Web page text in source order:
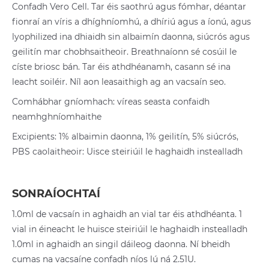
Confadh Vero Cell. Tar éis saothrú agus fómhar, déantar
fionraí an víris a dhíghníomhú, a dhíriú agus a íonú, agus
lyophilized ina dhiaidh sin albaimín daonna, siúcrós agus
geilitín mar chobhsaitheoir. Breathnaíonn sé cosúil le
císte briosc bán. Tar éis athdhéanamh, casann sé ina
leacht soiléir. Níl aon leasaithigh ag an vacsaín seo.
Comhábhar gníomhach: víreas seasta confaidh
neamhghníomhaithe
Excipients: 1% albaimin daonna, 1% geilitín, 5% siúcrós,
PBS caolaitheoir: Uisce steiriúil le haghaidh instealladh
SONRAÍOCHTAÍ
1.0ml de vacsaín in aghaidh an vial tar éis athdhéanta. 1
vial in éineacht le huisce steiriúil le haghaidh instealladh
1.0ml in aghaidh an singil dáileog daonna. Ní bheidh
cumas na vacsaíne confadh níos lú ná 2.51U.